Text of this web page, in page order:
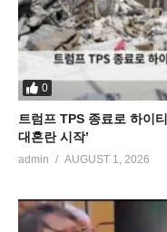
0
트럼프 TPS 종료로 하이
대혼란 시작’
admin AUGUST 1, 2026